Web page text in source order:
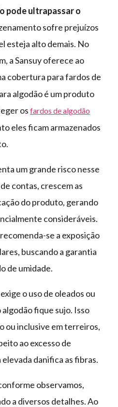
pode ultrapassar o
sofre prejuízos
esteja alto demais. No
a Sansuy oferece ao
cobertura para fardos de
algodão é um produto
os fardos de algodão
eles ficam armazenados
um grande risco nesse
contas, crescem as
do produto, gerando
consideráveis.
se a exposição
buscando a garantia
de umidade.
o uso de oleados ou
fique sujo. Isso
ou inclusive em terreiros,
ao excesso de
danifica as fibras.
observamos,
a diversos detalhes. Ao